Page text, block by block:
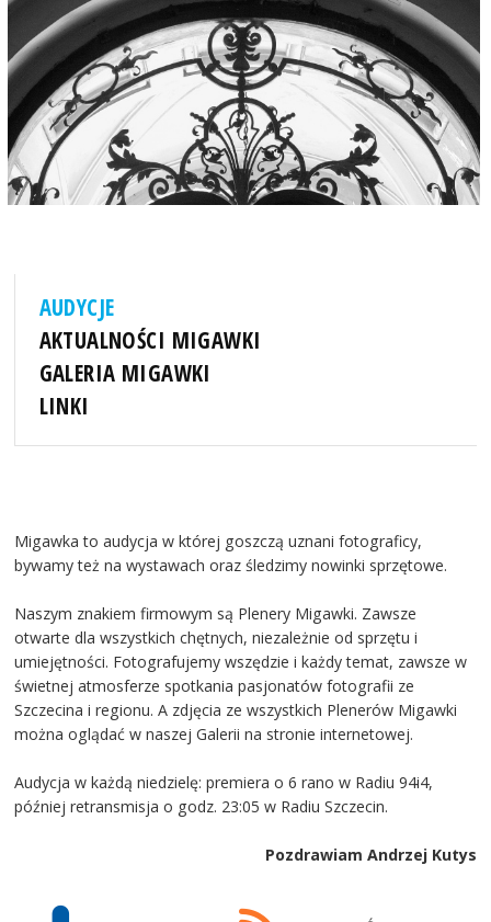
AUDYCJE
AKTUALNOŚCI MIGAWKI
GALERIA MIGAWKI
LINKI
Migawka to audycja w której goszczą uznani fotograficy,
bywamy też na wystawach oraz śledzimy nowinki sprzętowe.
Naszym znakiem firmowym są Plenery Migawki. Zawsze
otwarte dla wszystkich chętnych, niezależnie od sprzętu i
umiejętności. Fotografujemy wszędzie i każdy temat, zawsze w
świetnej atmosferze spotkania pasjonatów fotografii ze
Szczecina i regionu. A zdjęcia ze wszystkich Plenerów Migawki
można oglądać w naszej Galerii na stronie internetowej.
Audycja w każdą niedzielę: premiera o 6 rano w Radiu 94i4,
później retransmisja o godz. 23:05 w Radiu Szczecin.
Pozdrawiam Andrzej Kutys